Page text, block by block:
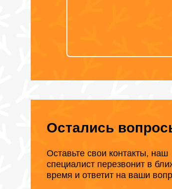
Остались
Оставьте свои контакты, наш
специалист перезвонит в
время и ответит на ваши